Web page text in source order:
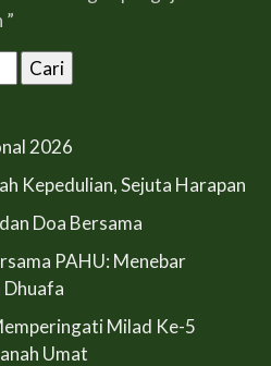
2026
Kepedulian, Sejuta Harapan
Doa Bersama
PAHU: Menebar
Dhuafa
Milad Ke-5
Umat